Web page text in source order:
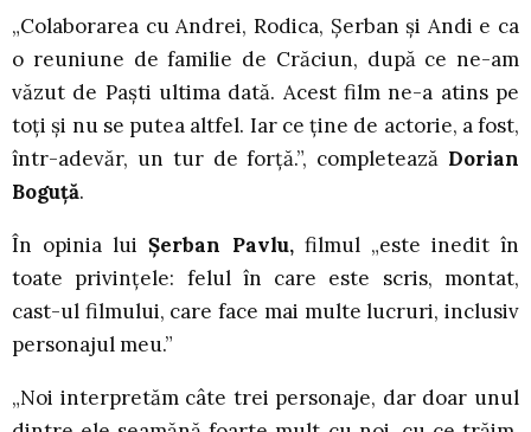
„Colaborarea cu Andrei, Rodica, Șerban și Andi e ca
o reuniune de familie de Crăciun, după ce ne-am
văzut de Paști ultima dată. Acest film ne-a atins pe
toți și nu se putea altfel. Iar ce ține de actorie, a fost,
într-adevăr, un tur de forță.”, completează Dorian
Boguță.
În opinia luiȘerban Pavlu,filmul „este inedit în
toate privințele: felul în care este scris, montat,
cast-ul filmului, care face mai multe lucruri, inclusiv
personajul meu.”
„Noi interpretăm câte trei personaje, dar doar unul